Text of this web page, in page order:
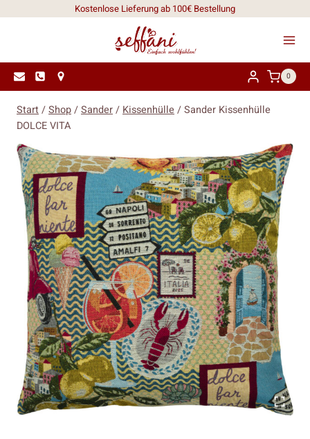
Kostenlose Lieferung ab 100€ Bestellung
0
Start/Shop/Sander/ Kissenhülle /Sander Kissenhülle
DOLCE VITA